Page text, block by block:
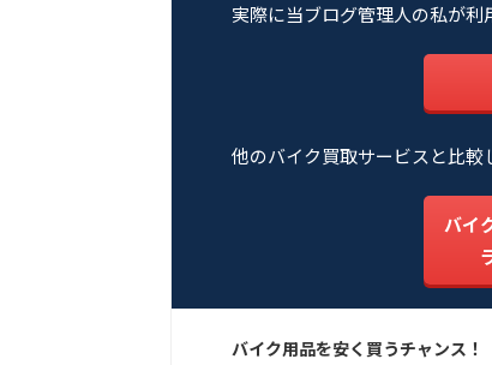
実際に当ブログ管理人の私が
他のバイク買取サービスと比較
バイ
バイク用品を安く買うチャンス！